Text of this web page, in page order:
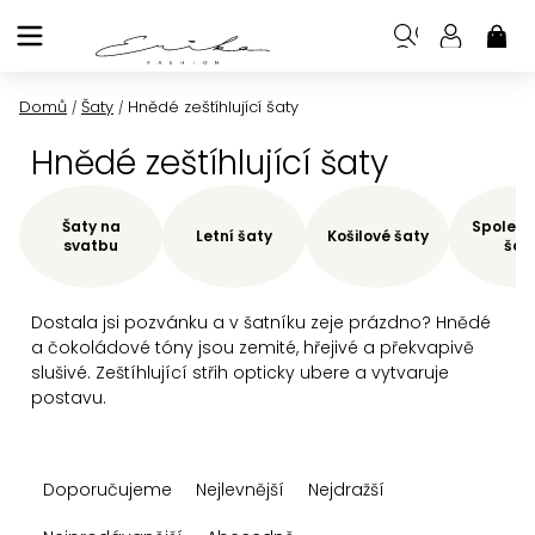
na
Domů / Šaty / Hnědé zeštíhlující šaty
Hnědé zeštíhlující šaty
Dostala jsi pozvánku a v šatníku zeje prázdno? Hnědé
a čokoládové tóny jsou zemité, hřejivé a překvapivě
slušivé. Zeštíhlující střih opticky ubere a vytvaruje
postavu.
Šaty na
svatbu
Letní šaty Košilové šaty
aDoporučujeme Nejlevnější
Nejdražší